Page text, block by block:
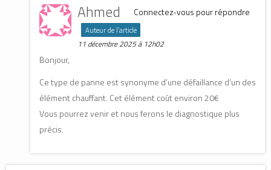
Connectez-vous pour répondre
Ahmed
Auteur de l’article
11 décembre 2025 à 12h02
Bonjour,
Ce type de panne est synonyme d’une défaillance d’un des
élément chauffant. Cet élément coût environ 20€
Vous pourrez venir et nous ferons le diagnostique plus
précis.